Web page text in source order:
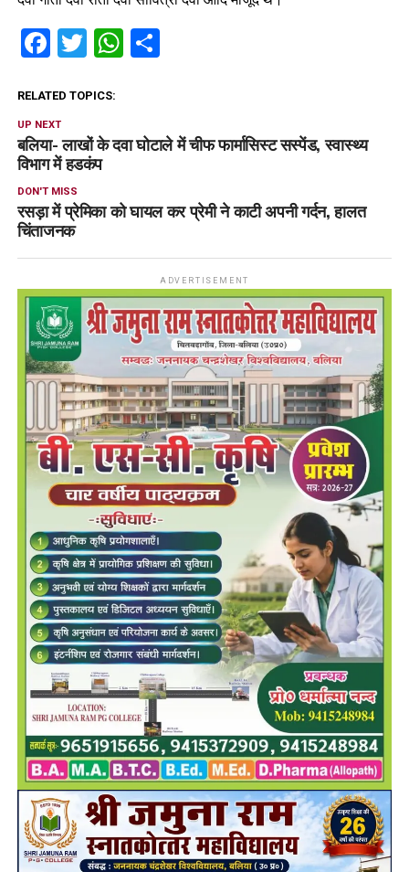
Facebook
TwitterWhatsApp
Share
RELATED TOPICS:
UP NEXT
बलिया- लाखों के दवा घोटाले में चीफ फार्मासिस्ट सस्पेंड, स्वास्थ्य
विभाग में हडकंप
DON'T MISS
रसड़ा में प्रेमिका को घायल कर प्रेमी ने काटी अपनी गर्दन, हालत
चिंताजनक
ADVERTISEMENT